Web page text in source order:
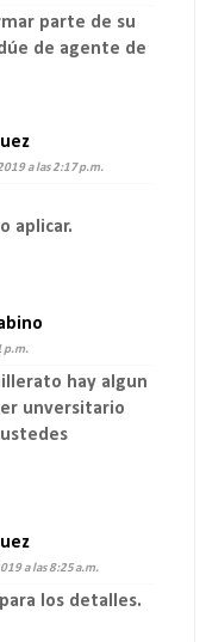
parte de su
de agente de
a las 2:17 p.m.
aplicar.
p.m.
hay algun
unversitario
a las 8:25 a.m.
los detalles.